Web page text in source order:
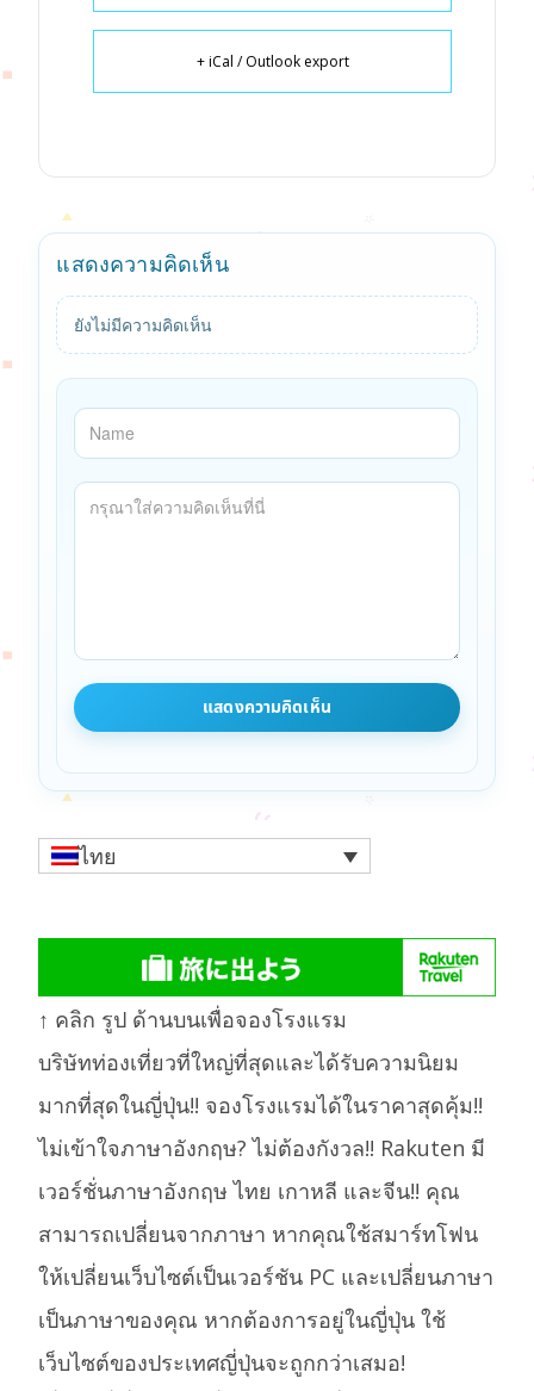
+ iCal / Outlook export
แสดงความคิดเห็น
ยังไม่มีความคิดเห็น
ไทย
↑ คลิก รูป ด้านบนเพื่อจองโรงแรม
บริษัทท่องเที่ยวที่ใหญ่ที่สุดและได้รับความนิยม
มากที่สุดในญี่ปุ่น!! จองโรงแรมได้ในราคาสุดคุ้ม!!
ไม่เข้าใจภาษาอังกฤษ? ไม่ต้องกังวล!! Rakuten มี
เวอร์ชั่นภาษาอังกฤษ ไทย เกาหลี และจีน!! คุณ
สามารถเปลี่ยนจากภาษา หากคุณใช้สมาร์ทโฟน
ให้เปลี่ยนเว็บไซต์เป็นเวอร์ชัน PC และเปลี่ยนภาษา
เป็นภาษาของคุณ หากต้องการอยู่ในญี่ปุ่น ใช้
เว็บไซต์ของประเทศญี่ปุ่นจะถูกกว่าเสมอ!